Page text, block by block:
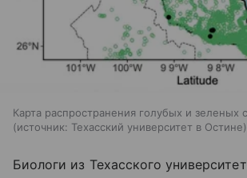
Карта распространения голубых и зеленых
источник: Техасский университет в Остине
Биологи из Техасского